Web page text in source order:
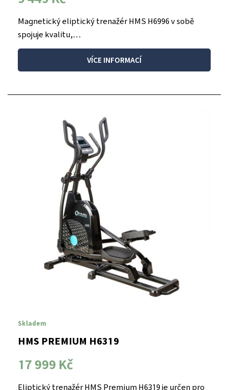
Magnetický eliptický trenažér HMS H6996 v sobě
spojuje kvalitu,…
VÍCE INFORMACÍ
Skladem
HMS PREMIUM H6319
17 999 Kč
Eliptický trenažér HMS Premium H6319 je určen pro